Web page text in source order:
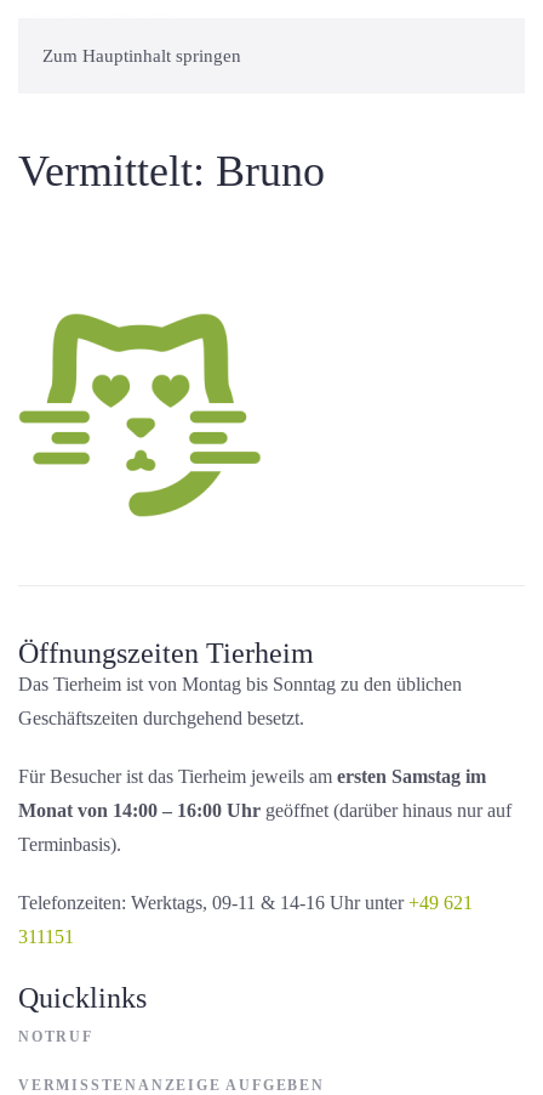
Zum Hauptinhalt springen
Vermittelt: Bruno
Öffnungszeiten Tierheim
Das Tierheim ist von Montag bis Sonntag zu den üblichen
Geschäftszeiten durchgehend besetzt.
Für Besucher ist das Tierheim jeweils am ersten Samstag im
Monat von 14:00 – 16:00 Uhr geöffnet (darüber hinaus nur auf
Terminbasis).
Telefonzeiten: Werktags, 09-11 & 14-16 Uhr unter+49 621
311151
Quicklinks
NOTRUF
VERMISSTENANZEIGE AUFGEBEN